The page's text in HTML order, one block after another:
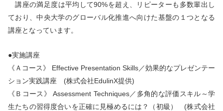
講座の満足度は平均して90%を超え、リピーターも多数輩出し
ており、中央大学のグローバル化推進へ向けた基盤の１つとなる
講座となっています。
●実施講座
《Ａコース》 Effective Presentation Skills／効果的なプレゼンテー
ション実践講座 (株式会社EdulinX提供)
《Ｂコース》 Assessment Techniques／多角的な評価スキル～学
生たちの習得度合いを正確に見極めるには？（初級） (株式会社